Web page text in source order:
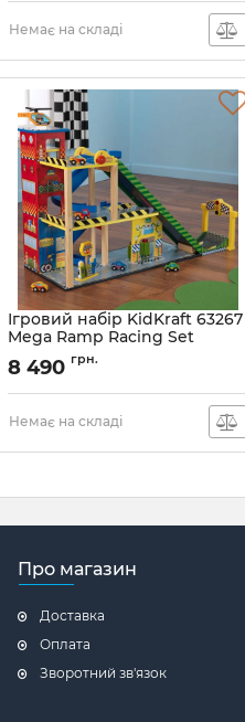
Немає на складі
Ігровий набір KidKraft 63267
Mega Ramp Racing Set
8 490 грн.
Немає на складі
Про магазин
Доставка
Оплата
Зворотний зв'язок